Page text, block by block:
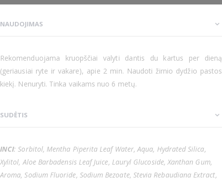
NAUDOJIMAS
Rekomenduojama kruopščiai valyti dantis du kartus per dieną
(geriausiai ryte ir vakare), apie 2 min. Naudoti žirnio dydžio pastos
kiekį. Nenuryti. Tinka vaikams nuo 6 metų.
SUDĖTIS
INCI: Sorbitol, Mentha Piperita Leaf Water, Aqua, Hydrated Silica,
Xylitol, Aloe Barbadensis Leaf Juice, Lauryl Glucoside, Xanthan Gum,
Aroma, Sodium Fluoride, Sodium Bezoate, Stevia Rebaudiana Extract,